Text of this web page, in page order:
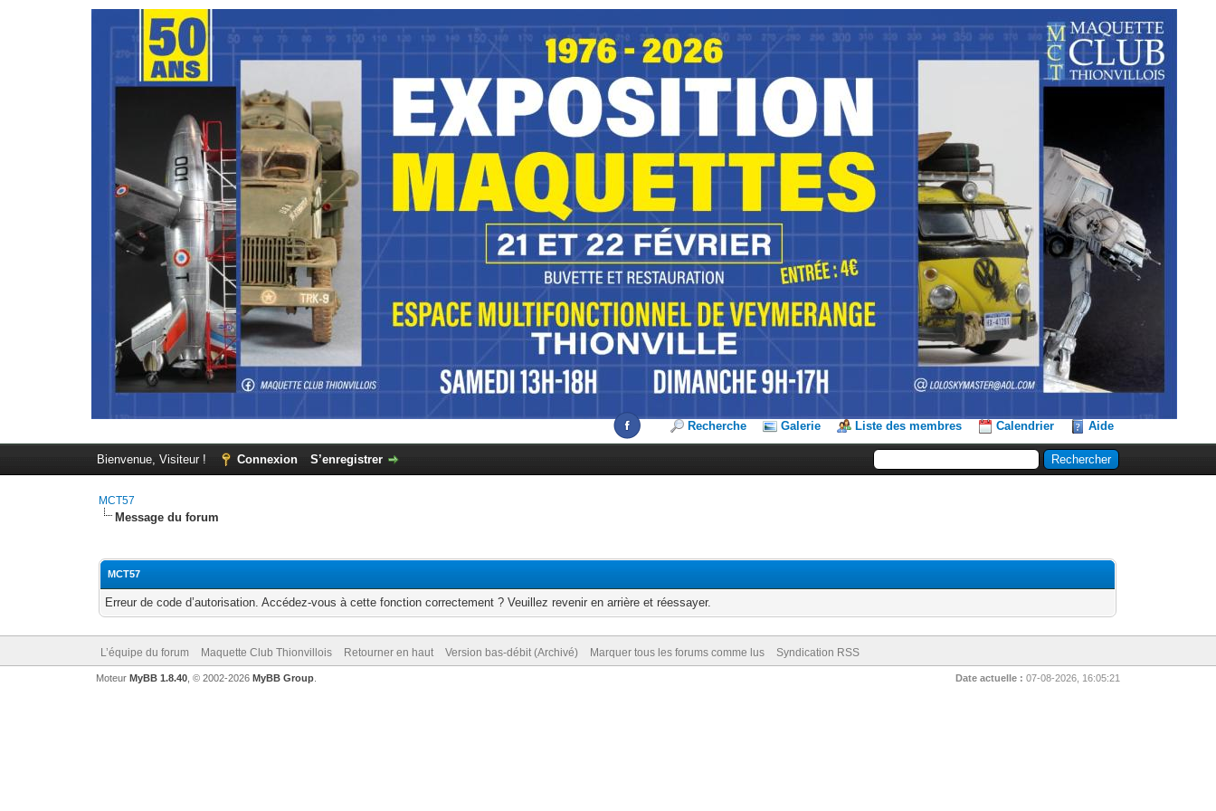
Recherche Galerie Liste des membres Calendrier Aide
Bienvenue, Visiteur ! Connexion S’enregistrer
MCT57
Message du forum
MCT57
Erreur de code d’autorisation. Accédez-vous à cette fonction correctement ? Veuillez revenir en arrière et réessayer.
L’équipe du forum Maquette Club Thionvillois Retourner en haut Version bas-débit (Archivé) Marquer tous les forums comme lus Syndication RSS
Date actuelle : 07-08-2026, 16:05:21
Moteur MyBB 1.8.40, © 2002-2026 MyBB Group.